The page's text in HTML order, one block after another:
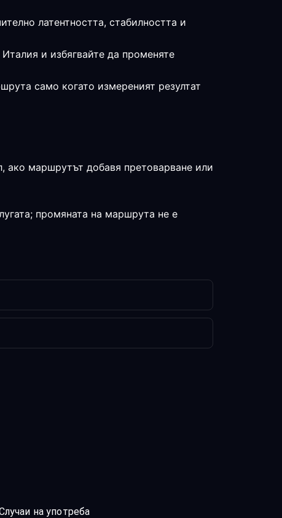
латентността, стабилността и
и избягвайте да променяте
само когато измереният резултат
ако маршрутът добавя претоварване или
промяната на маршрута не е
на употреба